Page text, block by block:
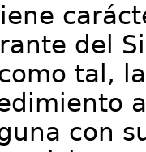
del
tal,
con